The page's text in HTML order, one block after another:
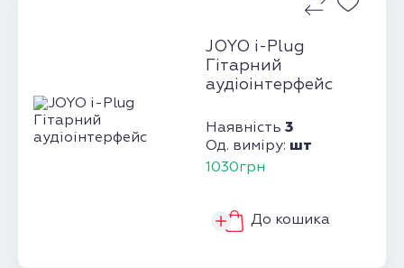
JOYO i-Plug
Гітарний
аудіоінтерфейс
Наявність 3
Од. виміру: шт
1030грн
До кошика